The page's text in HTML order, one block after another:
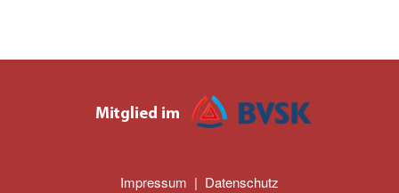
Impressum | Datenschutz